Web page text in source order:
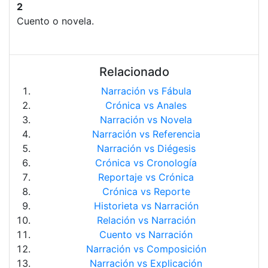
2
Cuento o novela.
Relacionado
Narración vs Fábula
Crónica vs Anales
Narración vs Novela
Narración vs Referencia
Narración vs Diégesis
Crónica vs Cronología
Reportaje vs Crónica
Crónica vs Reporte
Historieta vs Narración
Relación vs Narración
Cuento vs Narración
Narración vs Composición
Narración vs Explicación